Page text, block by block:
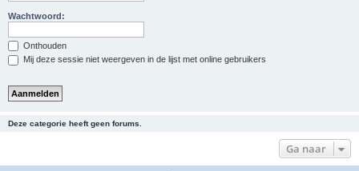
Wachtwoord:
Onthouden
Mij deze sessie niet weergeven in de lijst met online gebruikers
Deze categorie heeft geen forums.
Ga naar